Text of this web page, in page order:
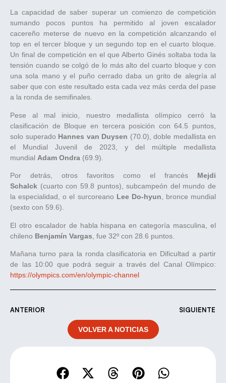
La capacidad de saber superar un comienzo de competición
sumando pocos puntos ha permitido al joven escalador
cacereño meterse de nuevo en la competición alcanzando el
top en el tercer bloque y un segundo top en el cuarto bloque.
Un final de competición en el que Alberto Ginés soltaba toda la
tensión cuando se colgó de lo más alto del cuarto bloque y con
una sola mano y el puño cerrado daba un grito de alegría al
saber que con este resultado esta cada vez más cerda del pase
a la ronda de semifinales.
Pese al mal inicio, nuestro medallista olímpico cerró la
clasificación de Bloque en tercera posición con 64.5 puntos,
solo superado Hannes van Duysen (70.0), doble medallista en
el Mundial Juvenil de 2023, y del múltiple medallista
mundial Adam Ondra (69.9).
Por detrás, otros favoritos como el francés Mejdi
Schalck (cuarto con 59.8 puntos), subcampeón del mundo de
la especialidad, o el surcoreano Lee Do-hyun , bronce mundial
(sexto con 59.6).
El otro escalador de habla hispana en categoría masculina, el
chileno Benjamín Vargas , fue 32º con 28.6 puntos.
Mañana turno para la ronda clasificatoria en Dificultad a partir
de las 10:00 que podrá seguir a través del Canal Olímpico:
https://olympics.com/en/olympic-channel
ANTERIOR SIGUIENTE
VOLVER A NOTICIAS